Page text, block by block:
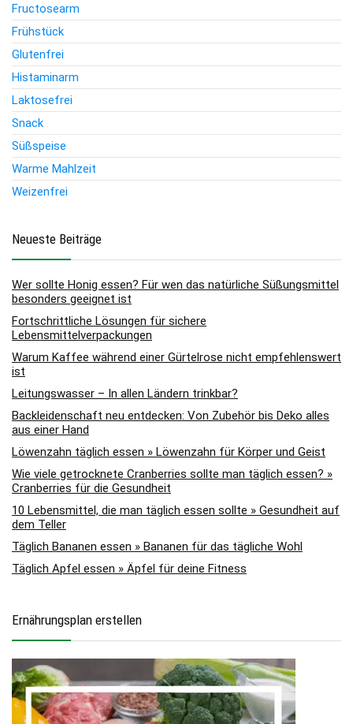
Fructosearm
Frühstück
Glutenfrei
Histaminarm
Laktosefrei
Snack
Süßspeise
Warme Mahlzeit
Weizenfrei
Neueste Beiträge
Wer sollte Honig essen? Für wen das natürliche Süßungsmittel
besonders geeignet ist
Fortschrittliche Lösungen für sichere
Lebensmittelverpackungen
Warum Kaffee während einer Gürtelrose nicht empfehlenswert
ist
Leitungswasser – In allen Ländern trinkbar?
Backleidenschaft neu entdecken: Von Zubehör bis Deko alles
aus einer Hand
Löwenzahn täglich essen » Löwenzahn für Körper und Geist
Wie viele getrocknete Cranberries sollte man täglich essen? »
Cranberries für die Gesundheit
10 Lebensmittel, die man täglich essen sollte » Gesundheit auf
dem Teller
Täglich Bananen essen » Bananen für das tägliche Wohl
Täglich Apfel essen » Äpfel für deine Fitness
Ernährungsplan erstellen